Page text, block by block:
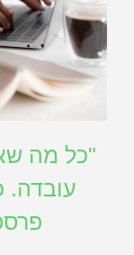
"כל מה
עובדה.